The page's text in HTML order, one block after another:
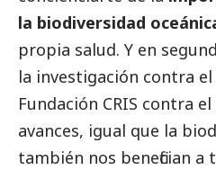
la biodiversidad
propia salud. Y en
la investigación contra
Fundación CRIS contra el
avances, igual que la
también nos benefician a